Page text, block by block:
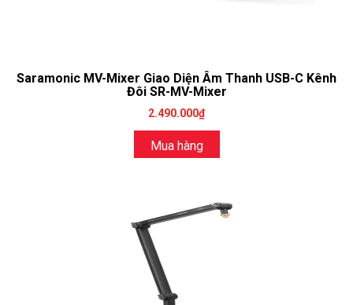
Saramonic MV-Mixer Giao Diện Âm Thanh USB-C Kênh
Đôi SR-MV-Mixer
2.490.000₫
Mua hàng